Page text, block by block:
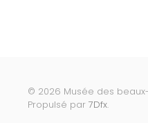
© 2026 Musée des
Propulsé par 7Dfx.